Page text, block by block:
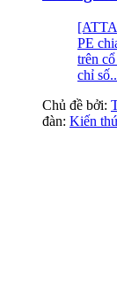
PE
trên
chỉ
Chủ đề bởi:
đàn: Kiến